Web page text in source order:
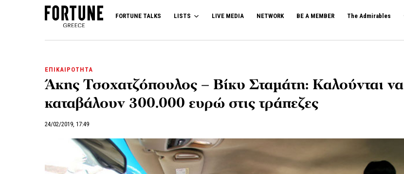
FORTUNE TALKS LISTS LIVE MEDIA NETWORK BE A MEMBER The Admirables
ΕΠΙΚΑΙΡΟΤΗΤΑ
Άκης Τσοχατζόπουλος – Βίκυ Σταμάτη: Καλούνται να
καταβάλουν 300.000 ευρώ στις τράπεζες
24/02/2019, 17:49